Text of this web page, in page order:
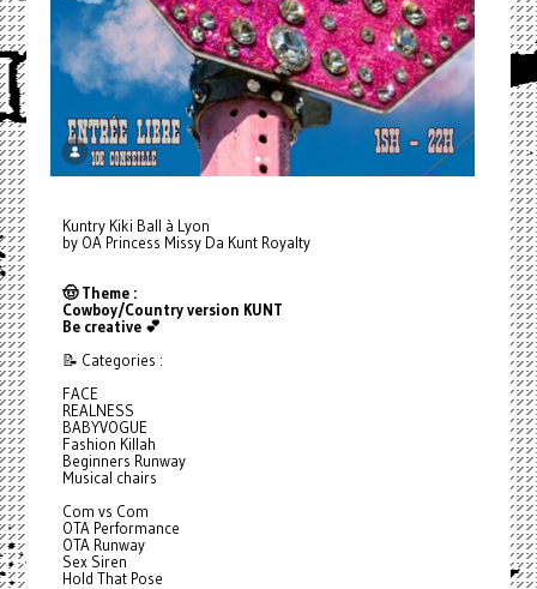
Kuntry Kiki Ball à Lyon
by OA Princess Missy Da Kunt Royalty
🤠 Theme :
Cowboy/Country version KUNT
Be creative 💕
📝 Categories :
FACE
REALNESS
BABYVOGUE
Fashion Killah
Beginners Runway
Musical chairs
Com vs Com
OTA Performance
OTA Runway
Sex Siren
Hold That Pose